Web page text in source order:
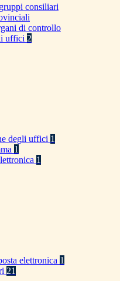
consiliari
di controllo
uffici 2
degli uffici 1
1
1
elettronica 1
21